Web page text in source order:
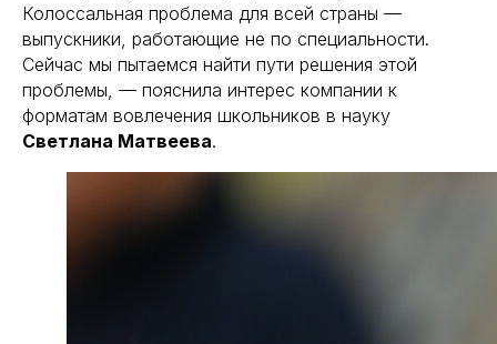
Колоссальная проблема для всей страны —
выпускники, работающие не по специальности.
Сейчас мы пытаемся найти пути решения этой
проблемы, — пояснила интерес компании к
форматам вовлечения школьников в науку
Светлана Матвеева.